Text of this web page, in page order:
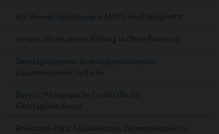
dsj-Bewegungskampagne MOVE wird fortgesetzt
Hessen: Musikalische Bildung in Ober-Ramstadt
Ganztagskongress zu multiprofessioneller
Zusammenarbeit in Berlin
Bayern: Pädagogische Fachkräfte für
Ganztagsbetreuung
Rheinland-Pfalz: Musikalisches Zusammenspiel im